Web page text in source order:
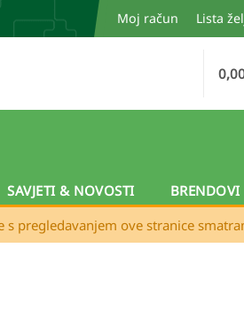
Moj račun Lista
SAVJETI & NOVOSTI
BRENDOVI
pregledavanjem ove stranice